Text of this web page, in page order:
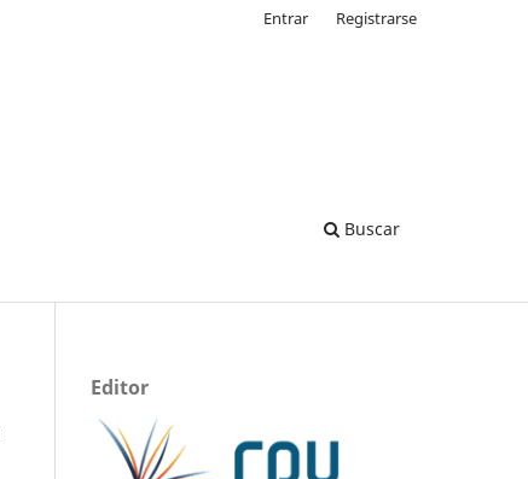
Buscar
Entrar Registrarse
Editor